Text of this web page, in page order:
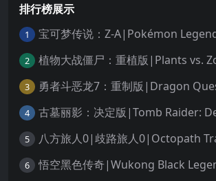
排行榜展示
1 宝可梦传说：Z-A|Pokémon
2
3
4
5 八方旅人0|歧路旅人0|Octopath
6 悟空黑色传奇|Wukong Black